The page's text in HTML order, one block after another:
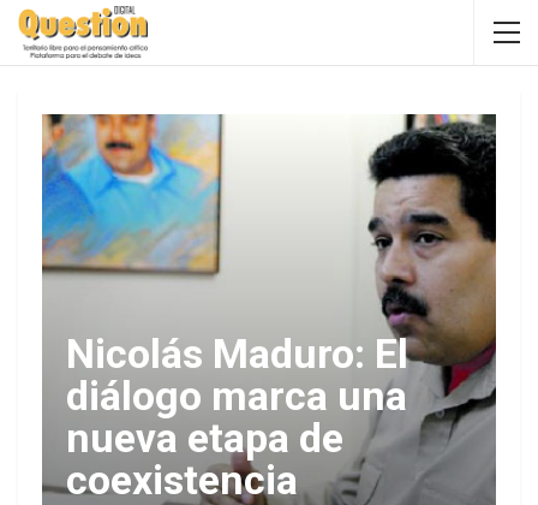
Nicolás Maduro: El
diálogo marca una
nueva etapa de
coexistencia